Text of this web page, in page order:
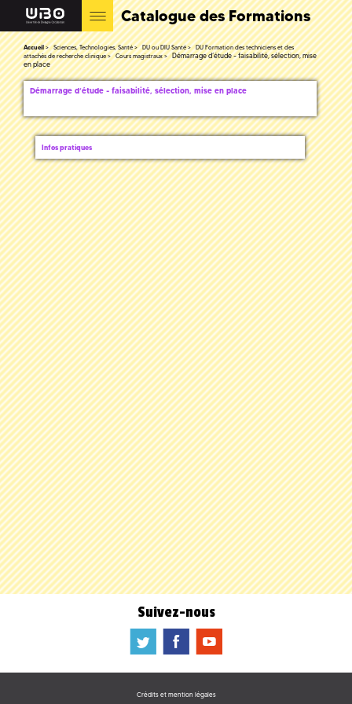
Catalogue des Formations
Accueil Sciences, Technologies, Santé DU ou DIU Santé
DU Formation des techniciens et des
attachés de recherche clinique
Cours magistraux
Démarrage d’étude - faisabilité, sélection, mise
en place
Démarrage d’étude - faisabilité, sélection, mise en place
Infos pratiques
Suivez-nous
a b f
Crédits et mention légales